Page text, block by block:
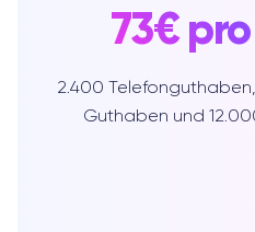
73€
2.400
Guthaben und